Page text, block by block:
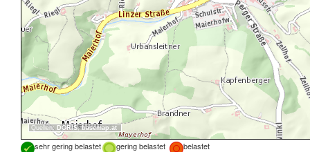
Quellen: DORIS,basemap.at
sehr gering belastet gering belastet
belastet